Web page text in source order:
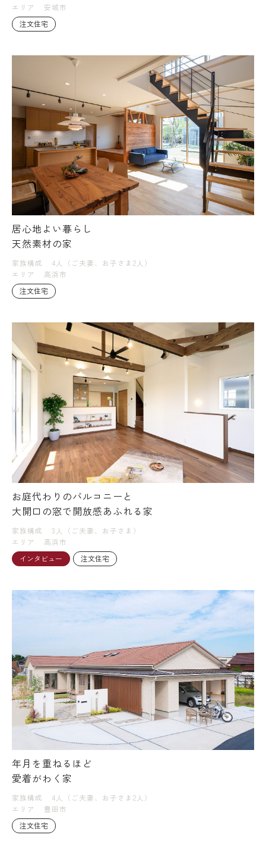
エリア
安城市
注文住宅
居心地よい暮らし
天然素材の家
家族構成
4人（ご夫妻、お子さま2人）
エリア
高浜市
注文住宅
お庭代わりのバルコニーと
大開口の窓で開放感あふれる家
家族構成
3人（ご夫妻、お子さま）
エリア
高浜市
インタビュー
注文住宅
年月を重ねるほど
愛着がわく家
家族構成
4人（ご夫妻、お子さま2人）
エリア
豊田市
注文住宅